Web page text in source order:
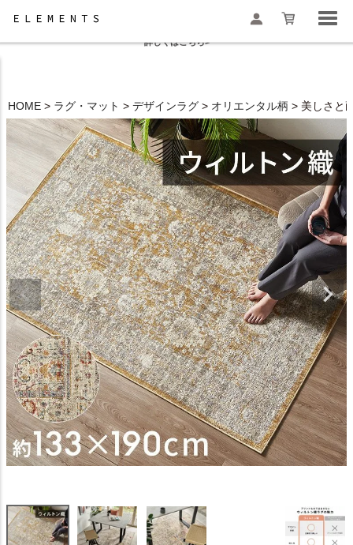
検索
夏季休業と一部地域配送遅延のお知らせ
詳しくはこちら>
HOME ラグ・マット デザインラグ オリエンタル柄 美しさと